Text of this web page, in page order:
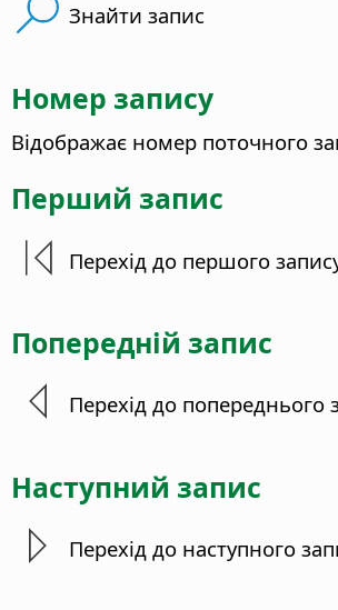
Знайти запис
Номер запису
Відображає номер поточного
Перший запис
Перехід до першого
Попередній запис
Перехід до попереднього
Наступний запис
Перехід до наступного